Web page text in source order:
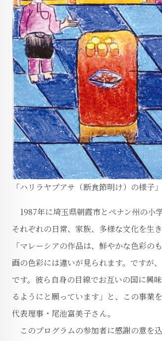
「ハリラヤプアサ（断食節明け）の様
1987年に埼玉県朝霞市とペナン州の小
それぞれの日常、家族、多様な文化を生
「マレーシアの作品は、鮮やかな色彩
画の色彩には違いが見られます。ですが
です。彼ら自身の目線でお互いの国に興
るようにと願っています」と、この事業
代表理事・尾池富美子さん。
このプログラムの参加者に感謝の意を